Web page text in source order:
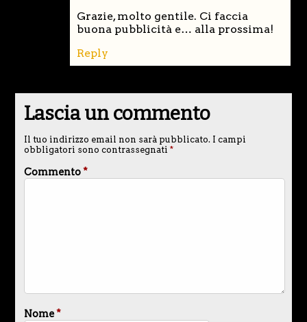
Grazie, molto gentile. Ci faccia
buona pubblicità e… alla prossima!
Reply
Lascia un commento
Il tuo indirizzo email non sarà pubblicato. I campi
obbligatori sono contrassegnati *
Commento*
Nome*